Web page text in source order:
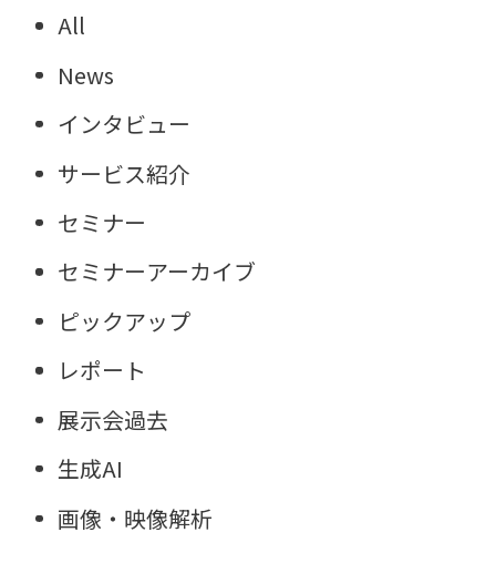
All
News
インタビュー
サービス紹介
セミナー
セミナーアーカイブ
ピックアップ
レポート
展示会過去
生成AI
画像・映像解析